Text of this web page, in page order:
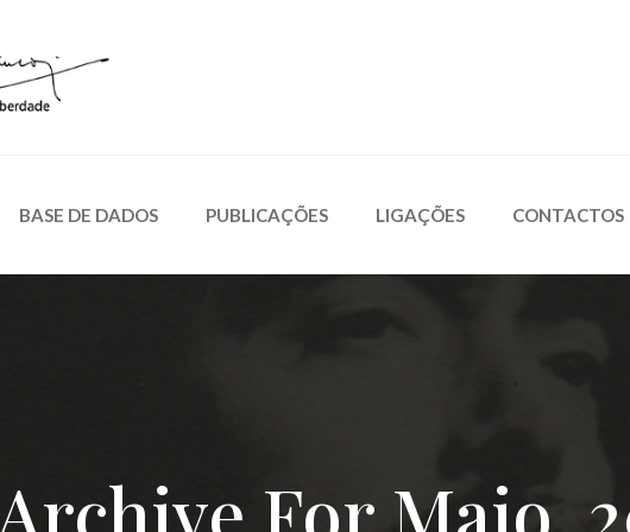
BASE DE DADOS PUBLICAÇÕES LIGAÇÕES CONTACTOS
Archive For Maio,